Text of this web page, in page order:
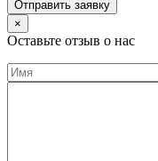
×
Оставьте отзыв о нас